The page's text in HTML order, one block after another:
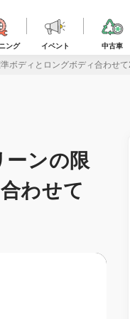
ング イベント 中古車
ボディとロングボディ合わせ
ーンの限
わせて